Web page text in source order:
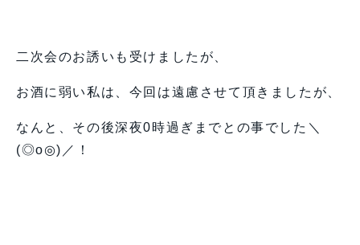
二次会のお誘いも受けましたが、
お酒に弱い私は、今回は遠慮させて頂きましたが、
なんと、その後深夜0時過ぎまでとの事でした＼
(◎o◎)／！